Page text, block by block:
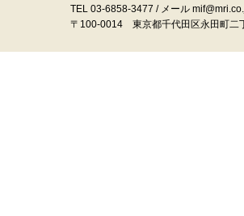
TEL 03-6858-3477 / メール
〒100‐0014 東京都千代田区永田町二